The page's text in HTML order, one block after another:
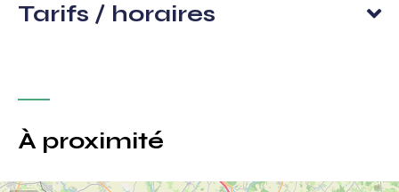
Tarifs / horaires
À proximité